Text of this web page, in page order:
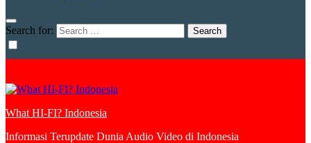
Search for:
What HI-FI? Indonesia
Informasi Terupdate Dunia Audio Video di Indonesia